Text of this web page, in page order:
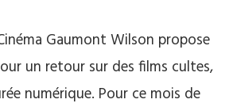
Gaumont Wilson propose
un retour sur des films cultes,
numérique. Pour ce mois de